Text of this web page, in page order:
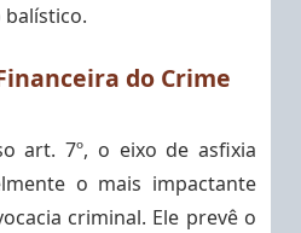
do Crime
art. 7º, o eixo de asfixia
o mais impactante
criminal. Ele prevê o